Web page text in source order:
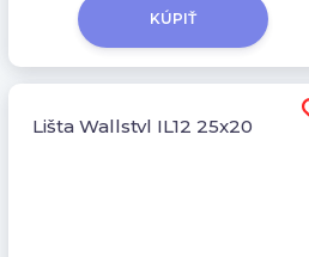
KÚPIŤ
Lišta Wallstyl IL12 25x20